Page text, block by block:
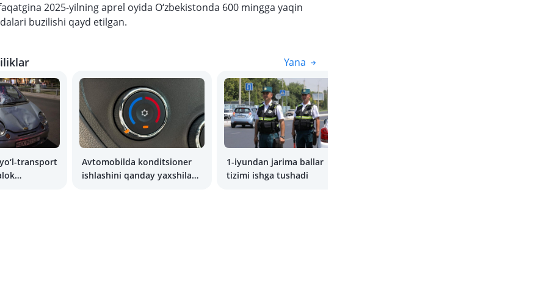
2025-yilning aprel oyida O‘zbekistonda 600 mingga yaqin
buzilishi qayd etilgan.
Yana
transport
Avtomobilda konditsioner
ishlashini qanday yaxshilash
1-iyundan jarima ballar
tizimi ishga tushadi